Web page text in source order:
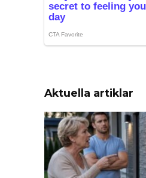
Aktuella artiklar